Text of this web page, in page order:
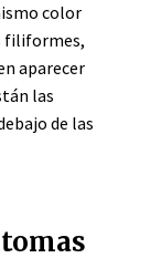
color
filiformes,
aparecer
las
de las